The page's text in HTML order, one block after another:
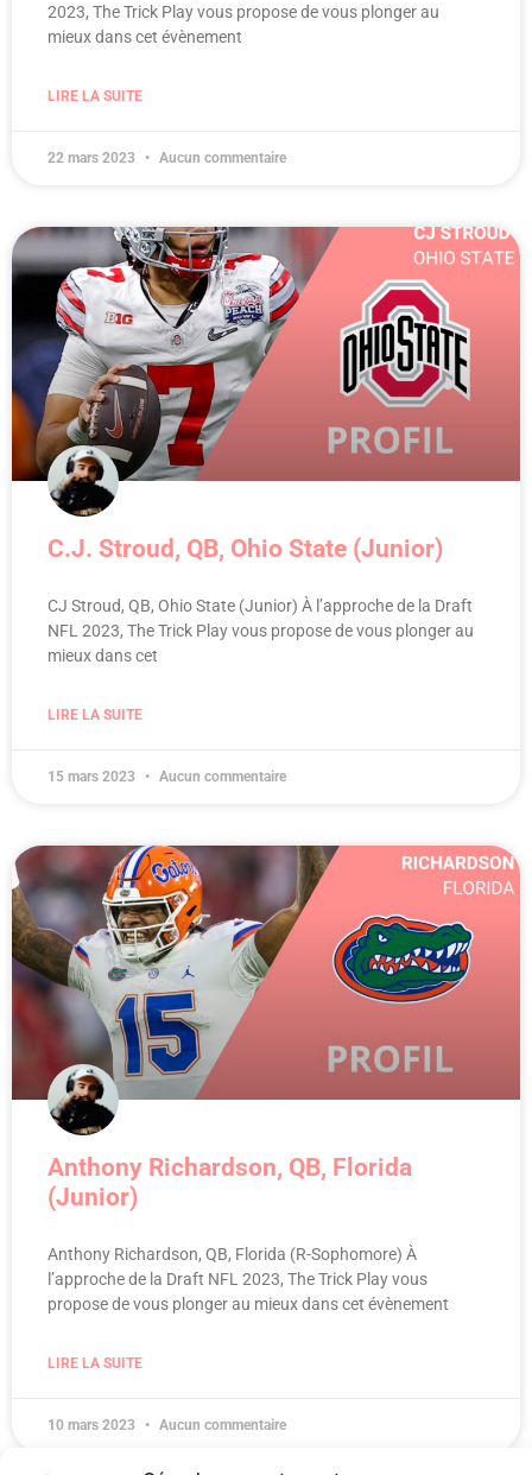
2023, The Trick Play vous propose de vous plonger au
mieux dans cet évènement
LIRE LA SUITE
22 mars 2023 Aucun commentaire
C.J. Stroud, QB, Ohio State (Junior)
CJ Stroud, QB, Ohio State (Junior) À l’approche de la Draft
NFL 2023, The Trick Play vous propose de vous plonger au
mieux dans cet
LIRE LA SUITE
15 mars 2023 Aucun commentaire
Anthony Richardson, QB, Florida
(Junior)
Anthony Richardson, QB, Florida (R-Sophomore) À
l’approche de la Draft NFL 2023, The Trick Play vous
propose de vous plonger au mieux dans cet évènement
LIRE LA SUITE
10 mars 2023 Aucun commentaire